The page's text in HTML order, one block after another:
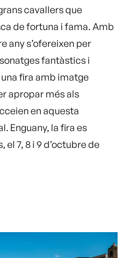
cavallers que
de fortuna i fama. Amb
any s’ofereixen per
fantàstics i
fira amb imatge
apropar més als
en aquesta
Enguany, la fira es
7, 8 i 9 d’octubre de